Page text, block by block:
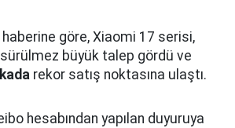
haberine göre, Xiaomi 17 serisi,
büyük talep gördü ve
rekor satış noktasına ulaştı.
hesabından yapılan duyuruya